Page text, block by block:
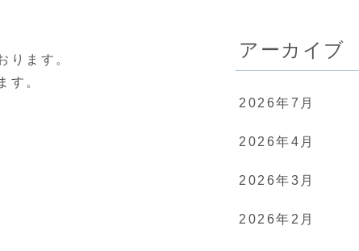
ります。
す。
アーカイブ
2026年7月
2026年4月
2026年3月
2026年2月